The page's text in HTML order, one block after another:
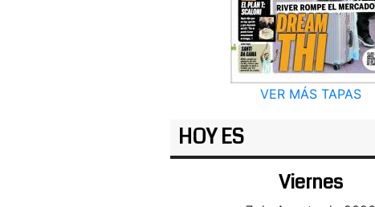
VER MÁS TAPAS
HOY ES
Viernes